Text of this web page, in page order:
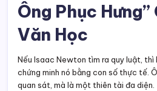
Ông Phục Hưng”
Văn Học
Nếu Isaac Newton tìm ra quy luật, thì
chứng minh nó bằng con số thực tế.
quan sát, mà là một thiên tài đa diện.